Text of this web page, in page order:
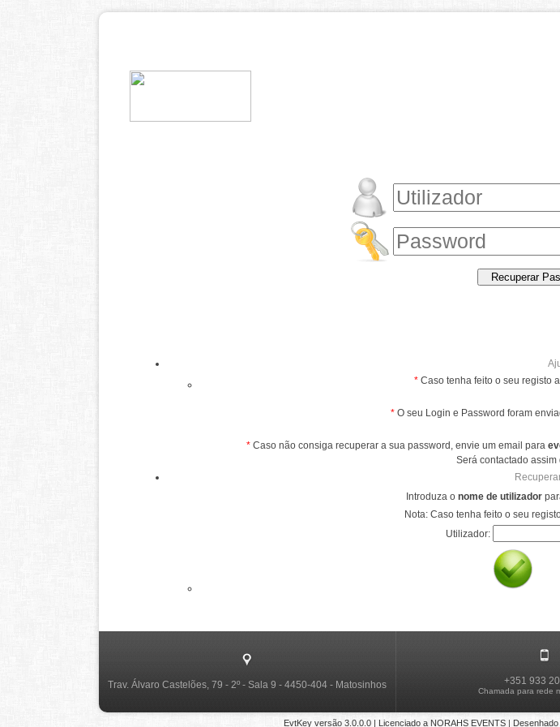
* Caso tenha feito o seu registo
* O seu Login e Password foram
* Caso não consiga recuperar a sua password, envie um email para
Será contactado
Introduza o nome de utilizador
Nota: Caso tenha feito o seu
Utilizador:
Trav. Álvaro Castelões, 79 - 2º - Sala 9 - 4450-404 - Matosinhos +351 933
Chamada para rede
EvtKey versão 3.0.0.0| Licenciado a NORAHS EVENTS |